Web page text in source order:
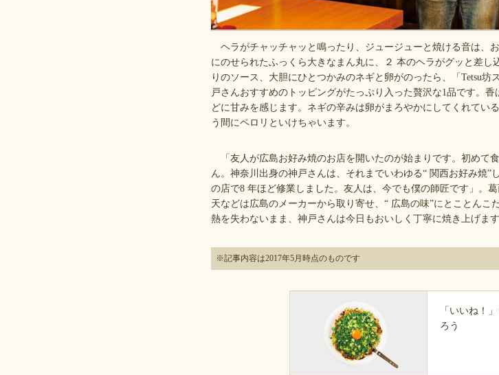
ヘラがチャッチャッと鳴ったり、ジュージューと焼ける音は、
にのせられたふっくら大きなまん丸に、２ 本のヘラがグッと差
りのソース、大胆にひとつかみのネギと卵がのったら、「Tetsu
戸さんおすすめのトッピングがたっぷり入った贅沢な1品です。
どに甘みを感じます。ネギの辛みは卵がまろやかにしてくれてい
う間にペロリといけちゃいます。
「友人が広島お好み焼のお店を開いたのが始まりです。初めて
ん。神奈川出身の神戸さんは、それまでいわゆる“ 関西お好み焼
の店で8 年ほど修業しました。友人は、今でも僕の師匠です」。
天などは広島のメーカーから取り寄せ、“ 広島の味”にとことんこ
熱を失わないまま、神戸さんは今日もおいしく丁寧に焼き上げま
※記事内容は2017年5月時点のものです
「いいね！
ろう